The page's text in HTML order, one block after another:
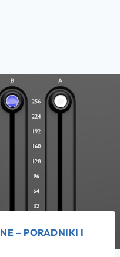
– PORADNIKI I